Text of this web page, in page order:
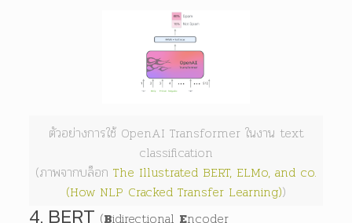
ตัวอย่างการใช้ OpenAI Transformer ในงาน text
classification
(ภาพจากบล็อก The Illustrated BERT, ELMo, and co.
(How NLP Cracked Transfer Learning))
4. BERT (Bidirectional Encoder